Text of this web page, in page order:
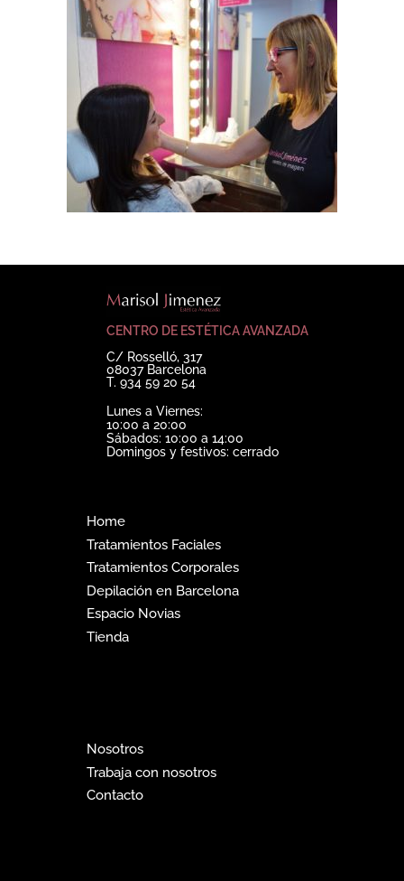
CENTRO DE ESTÉTICA AVANZADA
C/ Rosselló, 317
08037 Barcelona
T. 934 59 20 54
Lunes a Viernes:
10:00 a 20:00
Sábados: 10:00 a 14:00
Domingos y festivos: cerrado
Home
Tratamientos Faciales
Tratamientos Corporales
Depilación en Barcelona
Espacio Novias
Tienda
Nosotros
Trabaja con nosotros
Contacto